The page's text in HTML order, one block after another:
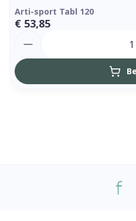
Arti-sport Tabl 120
€ 53,85